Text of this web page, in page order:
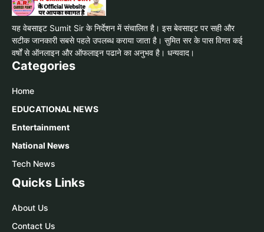
यह वेबसाइट Sumit Sir के निर्देशन में संचालित है। इस बेवसाइट पर सही और
सटीक जानकारी सबसे पहले उपलब्ध कराया जाता है। सुमित सर के पास विगत कई
वर्षों से ऑनलाइन और ऑफलाइन पढाने का अनुभव है। धन्यवाद।
Categories
Home
EDUCATIONAL NEWS
Entertainment
National News
Tech News
Quicks Links
About Us
Contact Us